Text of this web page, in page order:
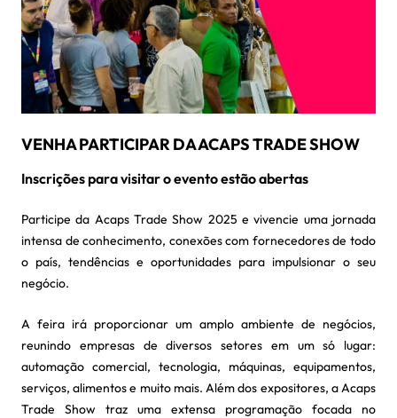
VENHA PARTICIPAR DA ACAPS TRADE SHOW
Inscrições para visitar o evento estão abertas
Participe da Acaps Trade Show 2025 e vivencie uma jornada
intensa de conhecimento, conexões com fornecedores de todo
o país, tendências e oportunidades para impulsionar o seu
negócio.
A feira irá proporcionar um amplo ambiente de negócios,
reunindo empresas de diversos setores em um só lugar:
automação comercial, tecnologia, máquinas, equipamentos,
serviços, alimentos e muito mais. Além dos expositores, a Acaps
Trade Show traz uma extensa programação focada no